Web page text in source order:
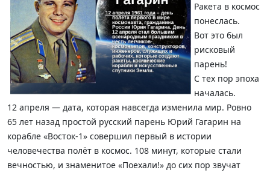
Ракета в космос
понеслась.
Вот это был
рисковый
парень!
С тех пор эпоха
началась.
12 апреля — дата, которая навсегда изменила мир. Ровно
65 лет назад простой русский парень Юрий Гагарин на
корабле «Восток-1» совершил первый в истории
человечества полёт в космос. 108 минут, которые стали
вечностью, и знаменитое «Поехали!» до сих пор звучат